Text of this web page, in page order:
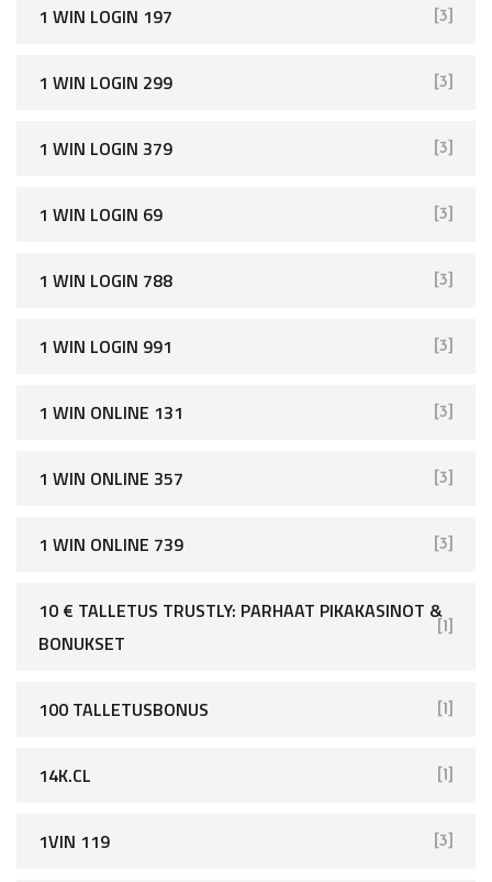
1 WIN LOGIN 197 [3]
1 WIN LOGIN 299 [3]
1 WIN LOGIN 379 [3]
1 WIN LOGIN 69 [3]
1 WIN LOGIN 788 [3]
1 WIN LOGIN 991 [3]
1 WIN ONLINE 131 [3]
1 WIN ONLINE 357 [3]
1 WIN ONLINE 739 [3]
10 € TALLETUS TRUSTLY: PARHAAT PIKAKASINOT &
BONUKSET
[1]
100 TALLETUSBONUS [1]
14K.CL [1]
1VIN 119 [3]